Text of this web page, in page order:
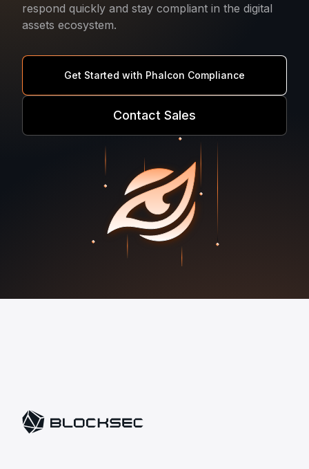
respond quickly and stay compliant in the digital
assets ecosystem.
Get Started with Phalcon Compliance
Contact Sales